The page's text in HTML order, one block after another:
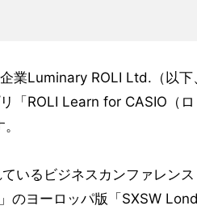
業Luminary ROLI Ltd.（以下
「ROLI Learn for CASIO（
いるビジネスカンファレン
のヨーロッパ版「SXSW